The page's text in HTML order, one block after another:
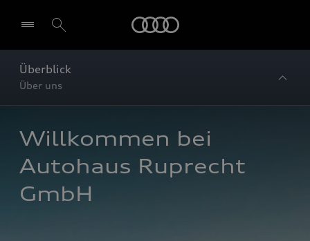
Überblick
Über uns
Willkommen bei
Autohaus Ruprecht
GmbH